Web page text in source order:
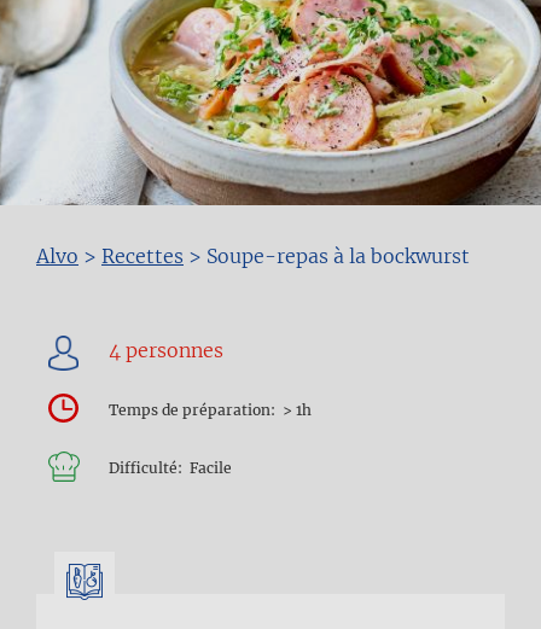
Fil
d'Ariane
Alvo > Recettes > Soupe-repas à la bockwurst
Temps de préparation > 1h
Difficulté Facile